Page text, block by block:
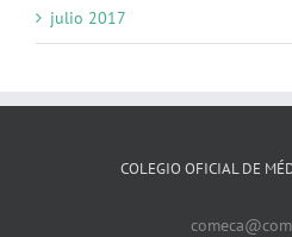
julio 2017
COLEGIO OFICIAL DE